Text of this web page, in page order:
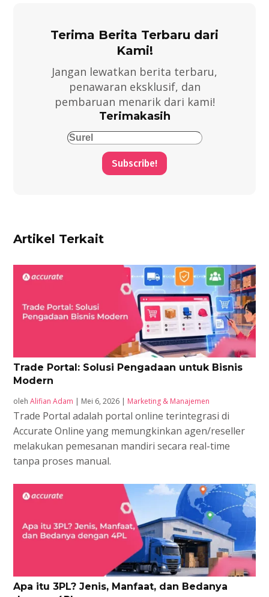
Terima Berita Terbaru dari
Kami!
Jangan lewatkan berita terbaru,
penawaran eksklusif, dan
pembaruan menarik dari kami!
Terimakasih
Subscribe!
Artikel Terkait
Trade Portal: Solusi Pengadaan untuk Bisnis
Modern
olehAlifian Adam | Mei 6, 2026 | Marketing & Manajemen
Trade Portal adalah portal online terintegrasi di
Accurate Online yang memungkinkan agen/reseller
melakukan pemesanan mandiri secara real-time
tanpa proses manual.
Apa itu 3PL? Jenis, Manfaat, dan Bedanya